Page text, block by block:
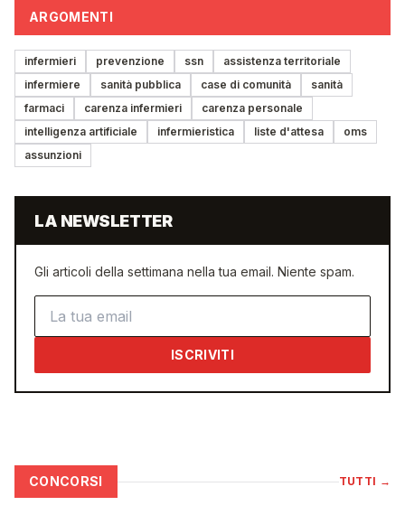
ARGOMENTI
infermieri prevenzione ssn
assistenza territoriale
infermiere
sanità pubblica case di comunità
sanità
farmaci
carenza infermieri
carenza personale
intelligenza artificiale
infermieristica liste d'attesa
oms
assunzioni
LA NEWSLETTER
Gli articoli della settimana nella tua email. Niente spam.
ISCRIVITI
CONCORSI TUTTI →